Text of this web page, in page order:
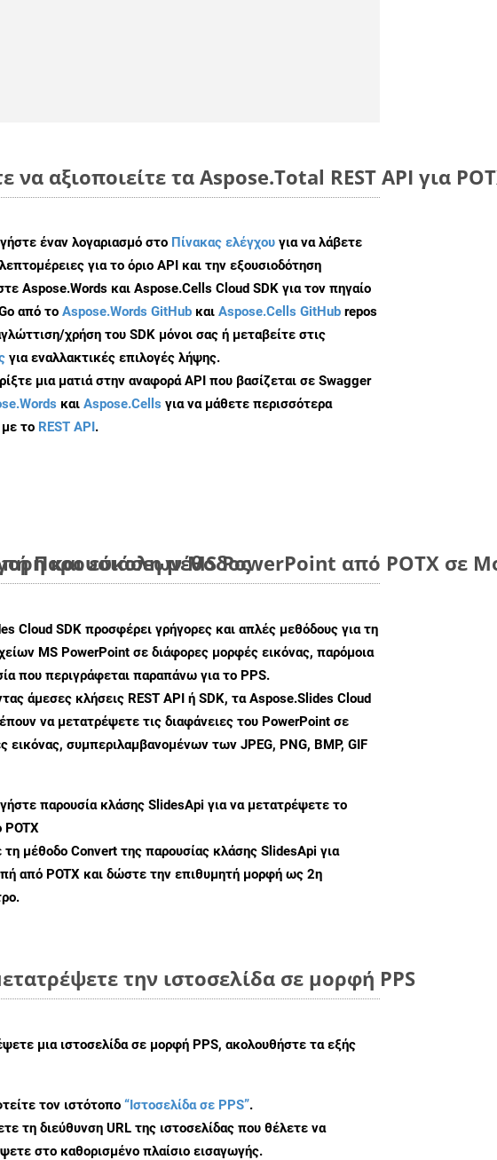
να αξιοποιείτε τα Aspose.Total REST API για
έναν λογαριασμό στο Πίνακας ελέγχου για να λάβετε
για το όριο API και την εξουσιοδότηση
Aspose.Words και Aspose.Cells Cloud SDK για τον πηγαίο
από το Aspose.Words GitHub και Aspose.Cells GitHub repos
χρήση του SDK μόνοι σας ή μεταβείτε στις
για εναλλακτικές επιλογές λήψης.
μια ματιά στην αναφορά API που βασίζεται σε Swagger
και Aspose.Cells για να μάθετε περισσότερα
το REST API.
και εύκολη μέθοδος
Παρουσιάσεων MS PowerPoint από POTX σε
Cloud SDK προσφέρει γρήγορες και απλές μεθόδους για τη
MS PowerPoint σε διάφορες μορφές εικόνας, παρόμοια
που περιγράφεται παραπάνω για το PPS.
άμεσες κλήσεις REST API ή SDK, τα Aspose.Slides Cloud
να μετατρέψετε τις διαφάνειες του PowerPoint σε
εικόνας, συμπεριλαμβανομένων των JPEG, PNG, BMP, GIF
παρουσία κλάσης SlidesApi για να μετατρέψετε το
τη μέθοδο Convert της παρουσίας κλάσης SlidesApi για
από POTX και δώστε την επιθυμητή μορφή ως 2η
την ιστοσελίδα σε μορφή PPS
μια ιστοσελίδα σε μορφή PPS, ακολουθήστε τα εξής
τον ιστότοπο “Ιστοσελίδα σε PPS”.
τη διεύθυνση URL της ιστοσελίδας που θέλετε να
στο καθορισμένο πλαίσιο εισαγωγής.